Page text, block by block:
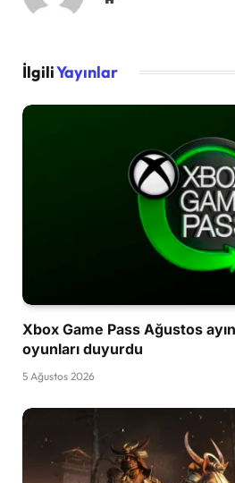
İlgiliYayınlar
Xbox Game Pass Ağustos
oyunları duyurdu
5 Ağustos 2026